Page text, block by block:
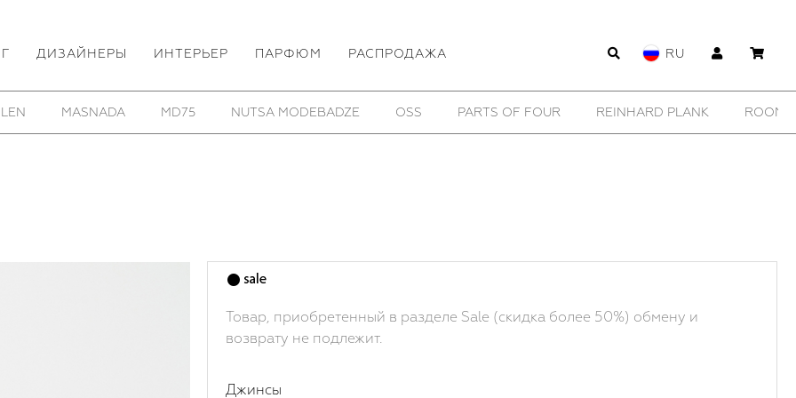
ДИЗАЙНЕРЫ ИНТЕРЬЕР ПАРФЮМ РАСПРОДАЖА RU
ROOMERS FURNITURE SAMOKE SHE IS MONO SHOESOFRENIA THOM/KROM TOBIAS BIRK NIELSEN
Товар, приобретенный в разделе Sale (скидка более 50%) обмену и
возврату не подлежит.
Джинсы